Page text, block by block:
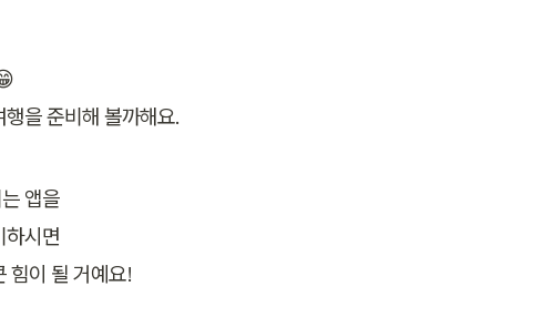
을 준비해 볼까해요.
앱을
하시면
힘이 될 거예요!